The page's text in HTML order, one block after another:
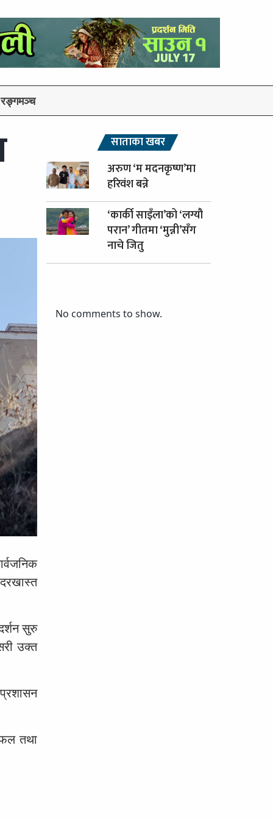
रङ्गमञ्च
सुरु
उक्त
तथा
साताका खबर
अरुण ‘म मदनकृष्ण’मा
हरिवंश बन्ने
‘कार्की साइँला’को ‘लग्यौ
परान’ गीतमा ‘मुन्नी’सँग
नाचे जितु
No comments to show.